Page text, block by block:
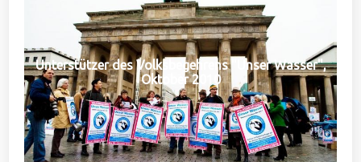
Unterstützer des Volksbegehrens "Unser Wasser",
Oktober 2010